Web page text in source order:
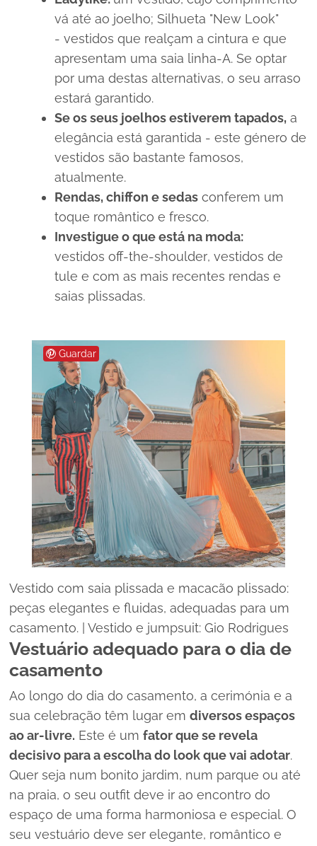
vá até ao joelho; Silhueta "New Look"
- vestidos que realçam a cintura e que
apresentam uma saia linha-A. Se optar
por uma destas alternativas, o seu arraso
estará garantido.
Se os seus joelhos estiverem tapados, a
elegância está garantida - este género de
vestidos são bastante famosos,
atualmente.
Rendas,chiffon e sedas conferem um
toque romântico e fresco.
Investigue o que está na moda:
vestidos off-the-shoulder, vestidos de
tule e com as mais recentes rendas e
saias plissadas.
Guardar
Vestido com saia plissada e macacão plissado:
peças elegantes e fluidas, adequadas para um
casamento. | Vestido e jumpsuit: Gio Rodrigues
Vestuário adequado para o dia de
casamento
Ao longo do dia do casamento, a cerimónia e a
sua celebração têm lugar em diversos espaços
ao ar-livre. Este é um fator que se revela
decisivo para a escolha do lookque vai adotar.
Quer seja num bonito jardim, num parque ou até
na praia, o seu outfit deve ir ao encontro do
espaço de uma forma harmoniosa e especial. O
seu vestuário deve ser elegante, romântico e